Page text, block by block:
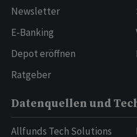
Newsletter
E-Banking
Depot eröffnen
Ratgeber
Datenquellen und
Allfunds Tech Solutions